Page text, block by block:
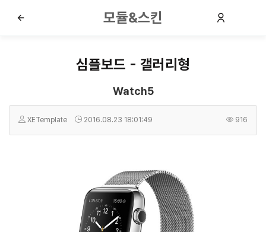
모듈&스킨
심플보드 - 갤러리형
Watch5
XETemplate 2016.08.23 18:01:49 916